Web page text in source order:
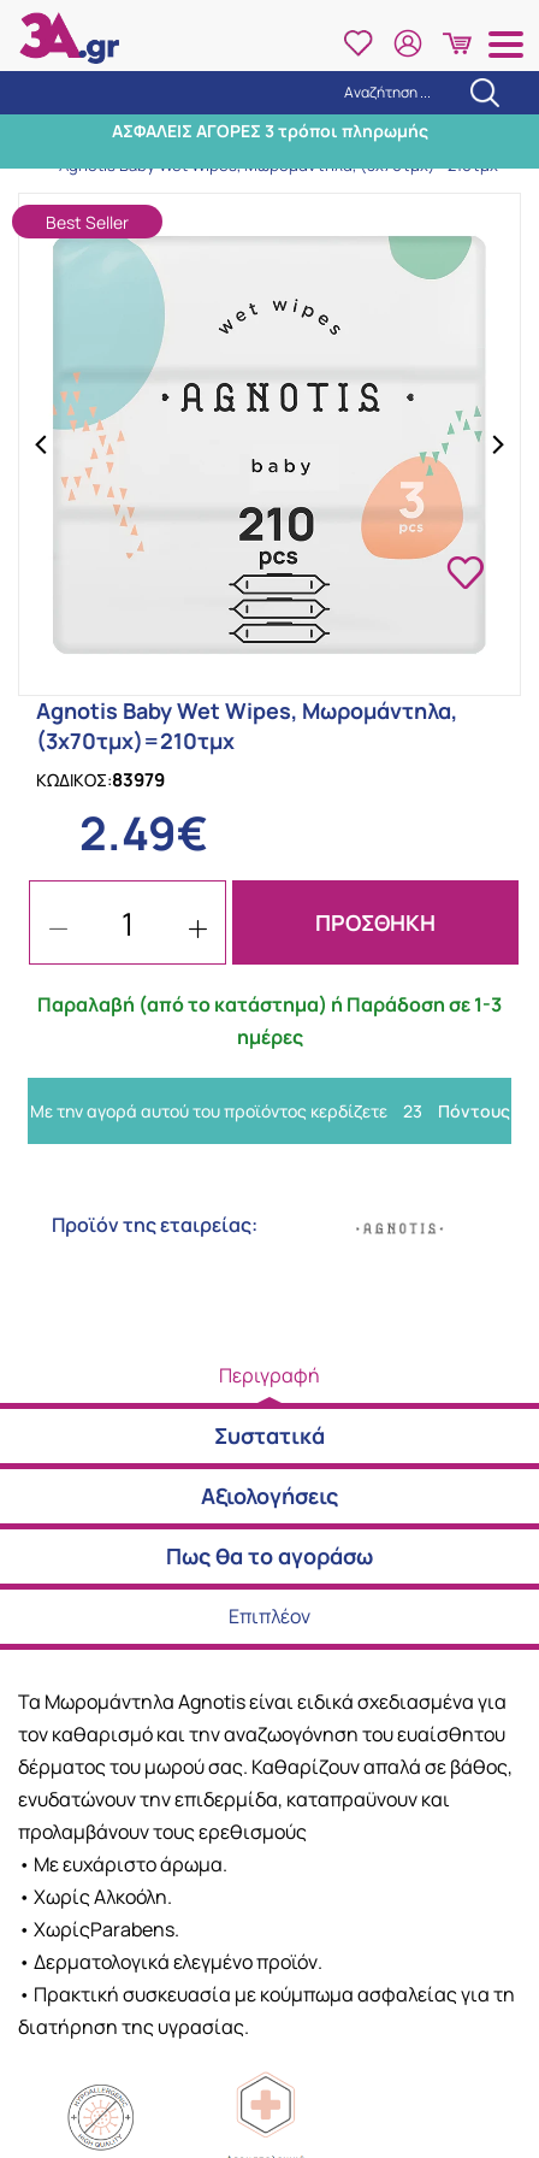
Αναζήτηση ...
ΑΣΦΑΛΕΙΣ ΑΓΟΡΕΣ 3 τρόποι πληρωμής
Αναζήτηση
Μητέρα & Παιδί Μωρομάντηλα
Agnotis Baby Wet Wipes, Μωρομάντηλα, (3x70τμχ)=210τμχ
Best Seller
Agnotis Baby Wet Wipes, Μωρομάντηλα,
(3x70τμχ)=210τμχ
ΚΩΔΙΚΟΣ:83979
2.49€
ΠΡΟΣΘΗΚΗ
Παραλαβή (από το κατάστημα) ή Παράδοση σε 1-3
ημέρες
Με την αγορά αυτού του προϊόντος κερδίζετε 23 Πόντους
Προϊόν της εταιρείας:
Περιγραφή
Συστατικά
Αξιολογήσεις
Πως θα το αγοράσω
Επιπλέον
Τα Μωρομάντηλα Agnotis είναι ειδικά σχεδιασμένα για
τον καθαρισμό και την αναζωογόνηση του ευαίσθητου
δέρματος του μωρού σας. Καθαρίζουν απαλά σε βάθος,
ενυδατώνουν την επιδερμίδα, καταπραϋνουν και
προλαμβάνουν τους ερεθισμούς
• Με ευχάριστο άρωμα.
• Χωρίς Αλκοόλη.
• ΧωρίςParabens.
• Δερματολογικά ελεγμένο προϊόν.
• Πρακτική συσκευασία με κούμπωμα ασφαλείας για τη
διατήρηση της υγρασίας.